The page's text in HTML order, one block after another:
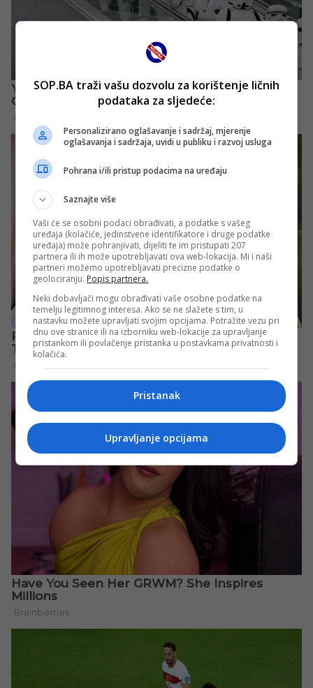
SOP.BA traži vašu dozvolu za korištenje ličnih
podataka za sljedeće:
Personalizirano oglašavanje i sadržaj, mjerenje
oglašavanja i sadržaja, uvidi u publiku i razvoj usluga
Pohrana i/ili pristup podacima na uređaju
Saznajte više
Vaši će se osobni podaci obrađivati, a podatke s vašeg
uređaja (kolačiće, jedinstvene identifikatore i druge podatke
uređaja) može pohranjivati, dijeliti te im pristupati 207
partnera ili ih može upotrebljavati ova web-lokacija. Mi i naši
partneri možemo upotrebljavati precizne podatke o
geolociranju. Popis partnera.
Neki dobavljači mogu obrađivati vaše osobne podatke na
temelju legitimnog interesa. Ako se ne slažete s tim, u
nastavku možete upravljati svojim opcijama. Potražite vezu pri
dnu ove stranice ili na izborniku web-lokacije za upravljanje
pristankom ili povlačenje pristanka u postavkama privatnosti i
kolačića.
Pristanak
Upravljanje opcijama